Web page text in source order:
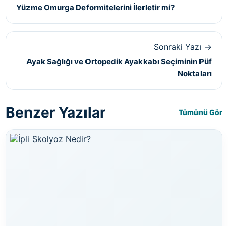
Yüzme Omurga Deformitelerini İlerletir mi?
Sonraki Yazı →
Ayak Sağlığı ve Ortopedik Ayakkabı Seçiminin Püf
Noktaları
Benzer Yazılar Tümünü Gör